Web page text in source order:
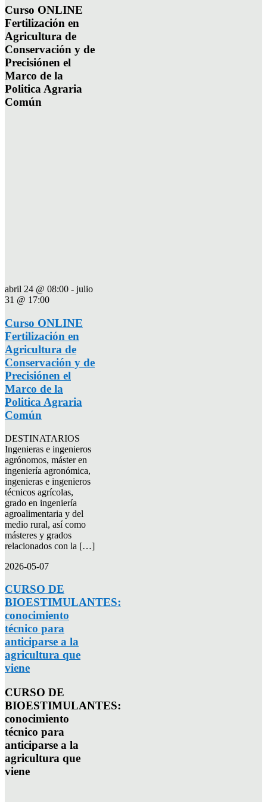
Curso ONLINE
Fertilización en
Agricultura de
Conservación y de
Precisiónen el
Marco de la
Politica Agraria
Común
abril 24 @ 08:00 - julio
31 @ 17:00
Curso ONLINE
Fertilización en
Agricultura de
Conservación y de
Precisiónen el
Marco de la
Politica Agraria
Común
DESTINATARIOS
Ingenieras e ingenieros
agrónomos, máster en
ingeniería agronómica,
ingenieras e ingenieros
técnicos agrícolas,
grado en ingeniería
agroalimentaria y del
medio rural, así como
másteres y grados
relacionados con la […]
2026-05-07
CURSO DE
BIOESTIMULANTES:
conocimiento
técnico para
anticiparse a la
agricultura que
viene
CURSO DE
BIOESTIMULANTES:
conocimiento
técnico para
anticiparse a la
agricultura que
viene